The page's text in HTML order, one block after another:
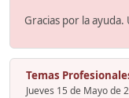
Gracias por la ayuda.
Temas
Jueves 15 de Mayo de